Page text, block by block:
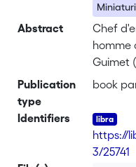
Abstract
Chef
homme
Guimet
Publication
type
book
Identifiers
https://
3/25741